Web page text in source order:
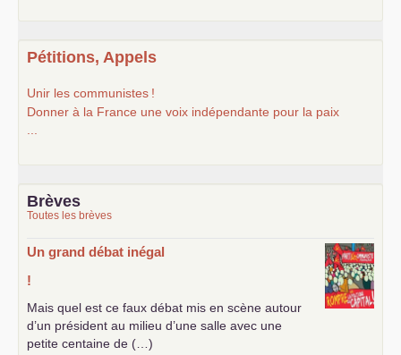
Pétitions, Appels
Unir les communistes !
Donner à la France une voix indépendante pour la paix
Brèves
Toutes les brèves
Un grand débat inégal
!
Mais quel est ce faux débat mis en scène autour
d’un président au milieu d’une salle avec une
petite centaine de (…)